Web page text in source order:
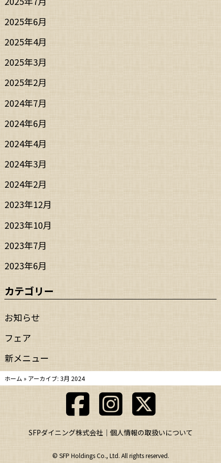
2025年6月
2025年4月
2025年3月
2025年2月
2024年7月
2024年6月
2024年4月
2024年3月
2024年2月
2023年12月
2023年10月
2023年7月
2023年6月
カテゴリー
お知らせ
フェア
新メニュー
ホーム » アーカイブ: 3月 2024
SFPダイニング株式会社 個人情報の取扱いについて
© SFP Holdings Co., Ltd. All rights reserved.